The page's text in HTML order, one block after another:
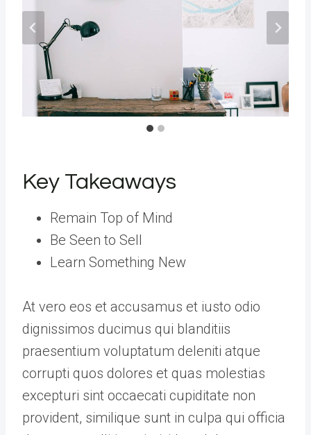
Key Takeaways
Remain Top of Mind
Be Seen to Sell
Learn Something New
At vero eos et accusamus et iusto odio
dignissimos ducimus qui blanditiis
praesentium voluptatum deleniti atque
corrupti quos dolores et quas molestias
excepturi sint occaecati cupiditate non
provident, similique sunt in culpa qui officia